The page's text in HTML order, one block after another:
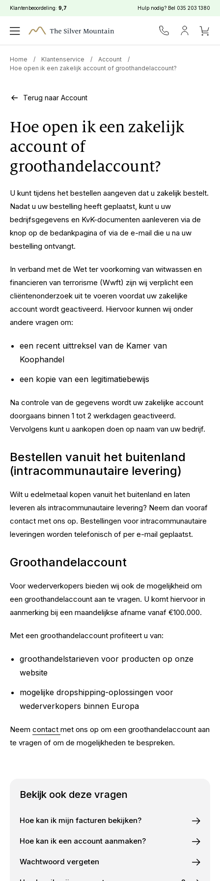
Klantenbeoordeling: 9,7 Hulp nodig? Bel 035 203 1380
Home / Klantenservice / Account
/
Hoe open ik een zakelijk account of groothandelaccount?
Terug naar Account
Hoe open ik een zakelijk
account of
groothandelaccount?
U kunt tijdens het bestellen aangeven dat u zakelijk bestelt.
Nadat u uw bestelling heeft geplaatst, kunt u uw
bedrijfsgegevens en KvK-documenten aanleveren via de
knop op de bedankpagina of via de e-mail die u na uw
bestelling ontvangt.
In verband met de Wet ter voorkoming van witwassen en
financieren van terrorisme (Wwft) zijn wij verplicht een
cliëntenonderzoek uit te voeren voordat uw zakelijke
account wordt geactiveerd. Hiervoor kunnen wij onder
andere vragen om:
een recent uittreksel van de Kamer van
Koophandel
een kopie van een legitimatiebewijs
Na controle van de gegevens wordt uw zakelijke account
doorgaans binnen 1 tot 2 werkdagen geactiveerd.
Vervolgens kunt u aankopen doen op naam van uw bedrijf.
Bestellen vanuit het buitenland
(intracommunautaire levering)
Wilt u edelmetaal kopen vanuit het buitenland en laten
leveren als intracommunautaire levering? Neem dan vooraf
contact met ons op. Bestellingen voor intracommunautaire
leveringen worden telefonisch of per e-mail geplaatst.
Groothandelaccount
Voor wederverkopers bieden wij ook de mogelijkheid om
een groothandelaccount aan te vragen. U komt hiervoor in
aanmerking bij een maandelijkse afname vanaf €100.000.
Met een groothandelaccount profiteert u van:
groothandelstarieven voor producten op onze
website
mogelijke dropshipping-oplossingen voor
wederverkopers binnen Europa
Neem contact met ons op om een groothandelaccount aan
te vragen of om de mogelijkheden te bespreken.
Bekijk ook deze vragen
Hoe kan ik mijn facturen bekijken?
Hoe kan ik een account aanmaken?
Wachtwoord vergeten